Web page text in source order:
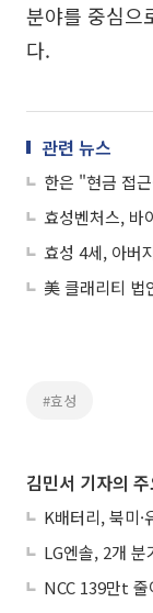
분야를 중심으
다.
관련 뉴스
효성벤처스, 바
효성 4세, 아버
#효성
김민서 기자의